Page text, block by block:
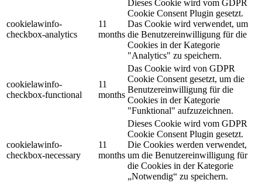
cookielawinfo-
checkbox-analytics
11
months
Dieses Cookie wird vom GDPR
Cookie Consent Plugin gesetzt.
Das Cookie wird verwendet, um
die Benutzereinwilligung für die
Cookies in der Kategorie
"Analytics" zu speichern.
cookielawinfo-
checkbox-functional
11
months
Das Cookie wird von GDPR
Cookie Consent gesetzt, um die
Benutzereinwilligung für die
Cookies in der Kategorie
"Funktional" aufzuzeichnen.
cookielawinfo-
checkbox-necessary
11
months
Dieses Cookie wird vom GDPR
Cookie Consent Plugin gesetzt.
Die Cookies werden verwendet,
um die Benutzereinwilligung für
die Cookies in der Kategorie
„Notwendig“ zu speichern.